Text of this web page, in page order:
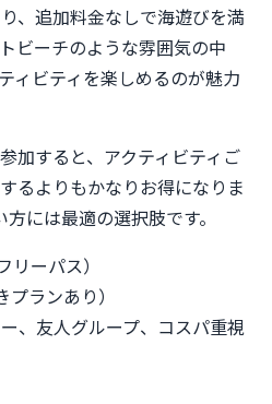
、追加料金なしで海遊びを満
ビーチのような雰囲気の中
ィビティを楽しめるのが魅力
加すると、アクティビティご
るよりもかなりお得になりま
には最適の選択肢です。
リーパス）
プランあり）
、友人グループ、コスパ重視